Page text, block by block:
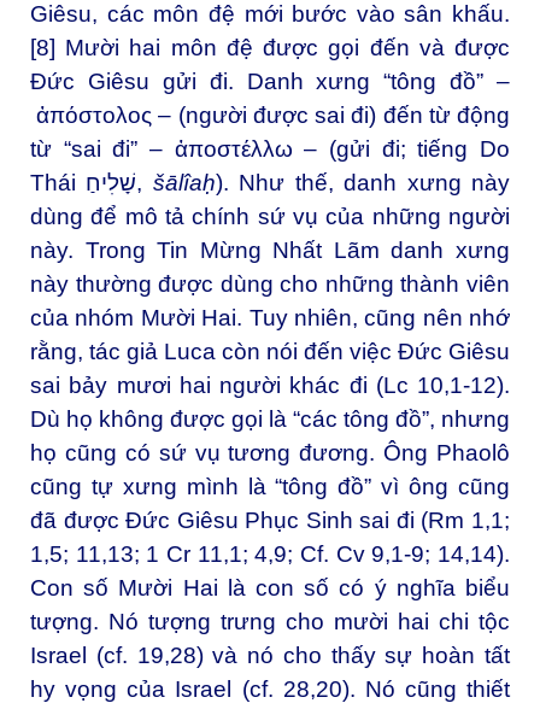
Giêsu, các môn đệ mới bước vào sân khấu.
[8] Mười hai môn đệ được gọi đến và được
Đức Giêsu gửi đi. Danh xưng “tông đồ” –
ἀπόστολος – (người được sai đi) đến từ động
từ “sai đi” – ἀποστέλλω – (gửi đi; tiếng Do
Thái שָׁלִיחַ, šālîaḥ). Như thế, danh xưng này
dùng để mô tả chính sứ vụ của những người
này. Trong Tin Mừng Nhất Lãm danh xưng
này thường được dùng cho những thành viên
của nhóm Mười Hai. Tuy nhiên, cũng nên nhớ
rằng, tác giả Luca còn nói đến việc Đức Giêsu
sai bảy mươi hai người khác đi (Lc 10,1-12).
Dù họ không được gọi là “các tông đồ”, nhưng
họ cũng có sứ vụ tương đương. Ông Phaolô
cũng tự xưng mình là “tông đồ” vì ông cũng
đã được Đức Giêsu Phục Sinh sai đi (Rm 1,1;
1,5; 11,13; 1 Cr 11,1; 4,9; Cf. Cv 9,1-9; 14,14).
Con số Mười Hai là con số có ý nghĩa biểu
tượng. Nó tượng trưng cho mười hai chi tộc
Israel (cf. 19,28) và nó cho thấy sự hoàn tất
hy vọng của Israel (cf. 28,20). Nó cũng thiết